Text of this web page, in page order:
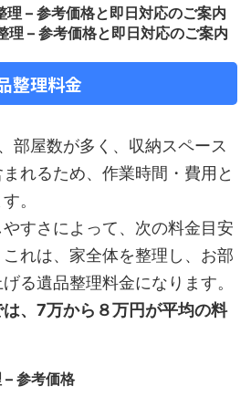
– 参考価格と即日対応のご案内
– 参考価格と即日対応のご案内
整理料金
部屋数が多く、収納スペース
れるため、作業時間・費用と
。
すさによって、次の料金目安
れは、家全体を整理し、お部
る遺品整理料金になります。
、7万から８万円が平均の料
– 参考価格